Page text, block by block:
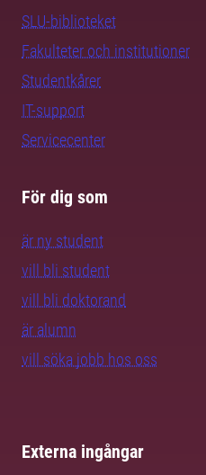
SLU-biblioteket
Fakulteter och institutioner
Studentkårer
IT-support
Servicecenter
För dig som
är ny student
vill bli student
vill bli doktorand
är alumn
vill söka jobb hos oss
Externa ingångar